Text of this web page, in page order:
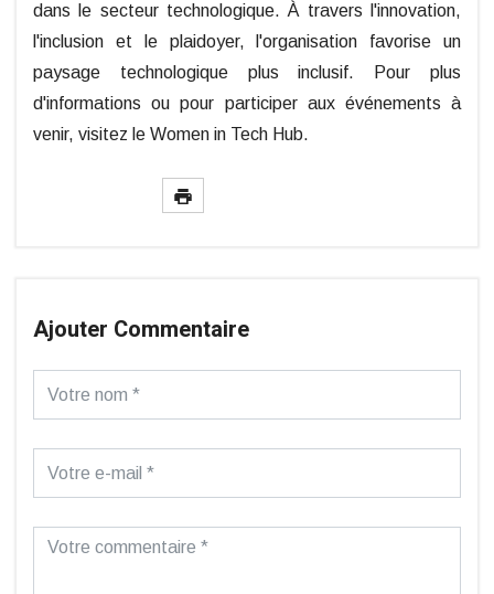
dans le secteur technologique. À travers l'innovation,
l'inclusion et le plaidoyer, l'organisation favorise un
paysage technologique plus inclusif. Pour plus
d'informations ou pour participer aux événements à
venir, visitez le Women in Tech Hub.
Ajouter Commentaire